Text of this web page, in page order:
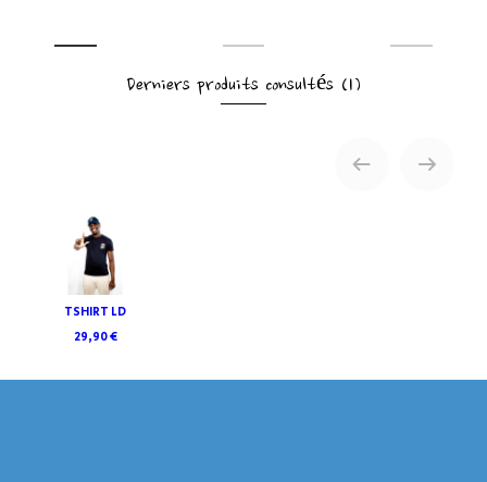
Derniers produits consultés (1)
TSHIRT LD
29,90 €